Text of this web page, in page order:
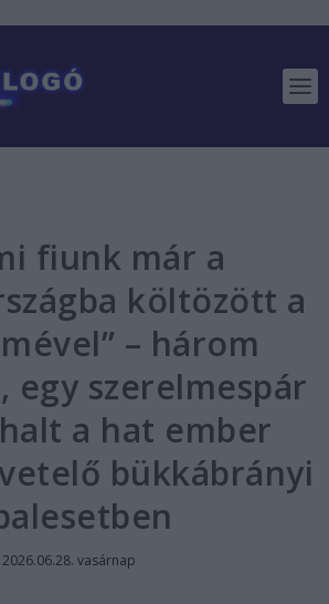
fiunk már a
költözött a
– három
egy szerelmespár
a hat ember
bükkábrányi
2026.06.28. vasárnap